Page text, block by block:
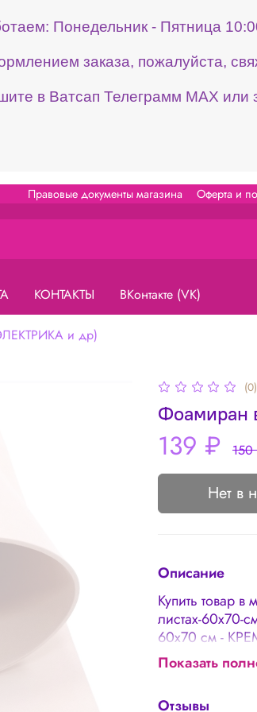
Понедельник - Пятница
заказа, пожалуйста,
в Ватсап Телеграмм МАХ или
Правовые документы магазина Оферта и
КОНТАКТЫ ВКонтакте (VK)
и др)
(0)
Фоамиран
139 ₽
Нет в
Описание
Купить товар
листах-
60х70 см -
фоамирана
Погрешность в
Показать
Отзывы